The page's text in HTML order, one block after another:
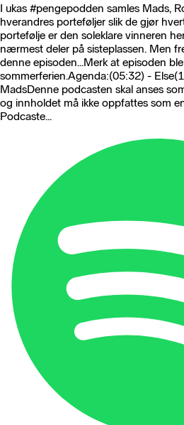
I ukas #pengepodden samles Mads,
hverandres porteføljer slik de gjør
portefølje er den soleklare vinneren
nærmest deler på sisteplassen. Men
denne episoden...Merk at episoden
sommerferien.Agenda:(05:32) -
MadsDenne podcasten skal anses
og innholdet må ikke oppfattes som
Podcaste...